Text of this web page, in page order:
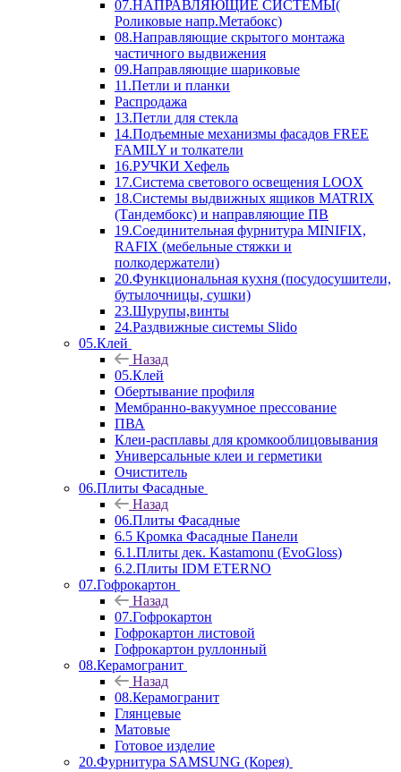
07.НАПРАВЛЯЮЩИЕ СИСТЕМЫ(
Роликовые напр.Метабокс)
08.Направляющие скрытого монтажа
частичного выдвижения
09.Направляющие шариковые
11.Петли и планки
Распродажа
13.Петли для стекла
14.Подъемные механизмы фасадов FREE
FAMILY и толкатели
16.РУЧКИ Хефель
17.Система светового освещения LOOX
18.Системы выдвижных ящиков MATRIX
(Тандембокс) и направляющие ПВ
19.Соединительная фурнитура MINIFIX,
RAFIX (мебельные стяжки и
полкодержатели)
20.Функциональная кухня (посудосушители,
бутылочницы, сушки)
23.Шурупы,винты
24.Раздвижные системы Slido
05.Клей
Назад
05.Клей
Обертывание профиля
Мембранно-вакуумное прессование
ПВА
Клеи-расплавы для кромкооблицовывания
Универсальные клеи и герметики
Очиститель
06.Плиты Фасадные
Назад
06.Плиты Фасадные
6.5 Кромка Фасадные Панели
6.1.Плиты дек. Kastamonu (EvoGloss)
6.2.Плиты IDM ETERNO
07.Гофрокартон
Назад
07.Гофрокартон
Гофрокартон листовой
Гофрокартон руллонный
08.Керамогранит
Назад
08.Керамогранит
Глянцевые
Матовые
Готовое изделие
20.Фурнитура SAMSUNG (Корея)